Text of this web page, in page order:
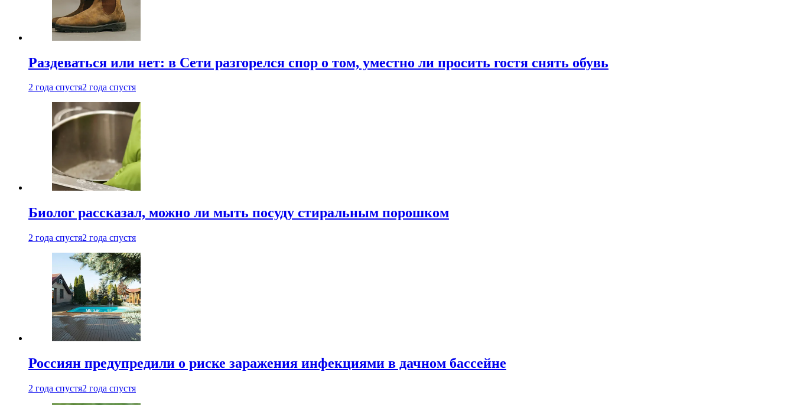
Раздеваться или нет: в Сети разгорелся спор о том, уместно ли просить гостя снять обувь
2 года спустя2 года спустя
Биолог рассказал, можно ли мыть посуду стиральным порошком
2 года спустя2 года спустя
Россиян предупредили о риске заражения инфекциями в дачном бассейне
2 года спустя2 года спустя